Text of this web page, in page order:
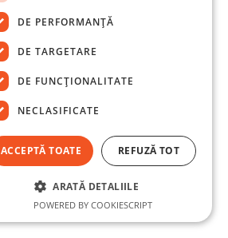
DE PERFORMANȚĂ
DE TARGETARE
DE FUNCŢIONALITATE
NECLASIFICATE
ACCEPTĂ TOATE REFUZĂ TOT
ARATĂ DETALIILE
POWERED BY COOKIESCRIPT